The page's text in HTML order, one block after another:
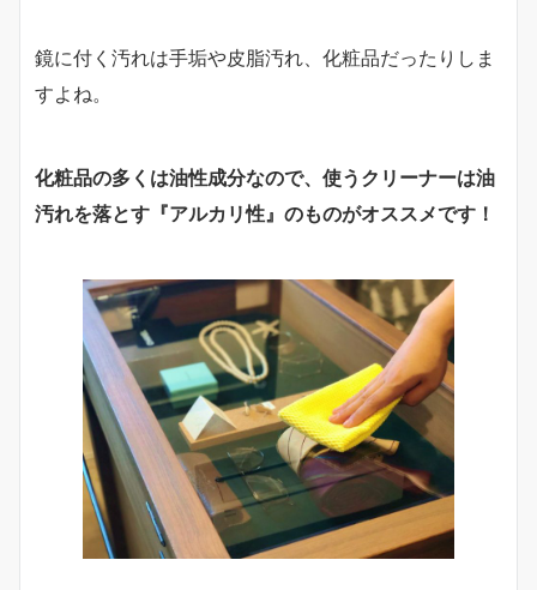
鏡に付く汚れは手垢や皮脂汚れ、化粧品だったりしま
すよね。
化粧品の多くは油性成分なので、使うクリーナーは油
汚れを落とす『アルカリ性』のものがオススメです！